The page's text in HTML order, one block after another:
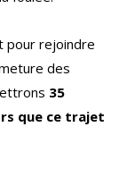
pour rejoindre
des
35
que ce trajet